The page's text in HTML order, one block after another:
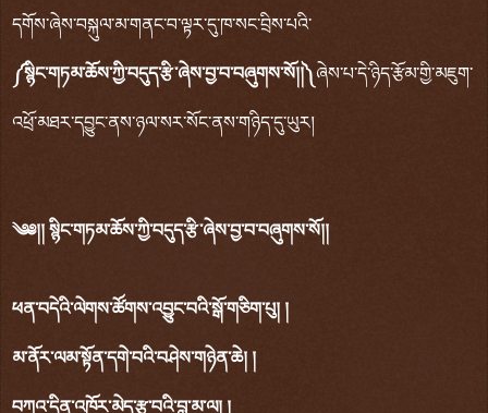
དགོས་ཞེས་བསྐུལ་མ་གནང་བ་ལྟར་དུ་ཁ་སང་བྲིས་པའི་
༼སྙིང་གཏམ་ཆོས་ཀྱི་བདུད་རྩི་ཞེས་བྱ་བ་བཞུགས་སོ།།༽ ཞེས་པ་དེ་ཉིད་རྩོམ་གྱི་མཇུག་
འཕྲོ་མཐར་དབྱུང་ནས་ཉལ་སར་སོང་ནས་གཉིད་དུ་ཡུར།
༄༅།། སྙིང་གཏམ་ཆོས་ཀྱི་བདུད་རྩི་ཞེས་བྱ་བ་བཞུགས་སོ།།
ཕན་བདེའི་ལེགས་ཚོགས་འབྱུང་བའི་སྒོ་གཅིག་པུ། །
མ་ནོར་ལམ་སྟོན་དགེ་བའི་བཤེས་གཉེན་ཆེ། །
བཀའ་དྲིན་འཁོར་མེད་རྩ་བའི་བླ་མ་ལ། །